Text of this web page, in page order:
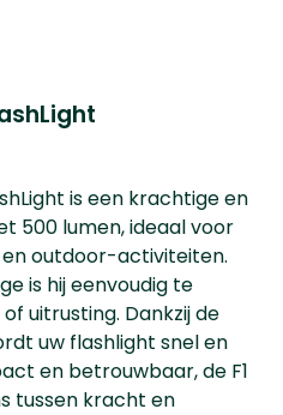
is een krachtige en
500 lumen, ideaal voor
outdoor-activiteiten.
is hij eenvoudig te
uitrusting. Dankzij de
uw flashlight snel en
en betrouwbaar, de F1
tussen kracht en